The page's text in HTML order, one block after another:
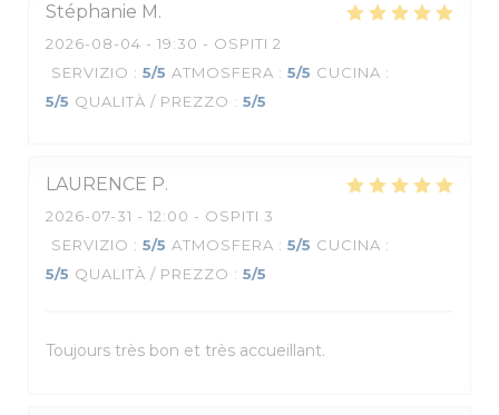
Stéphanie M
2026-08-04 - 19:30 - OSPITI 2
SERVIZIO : 5/5 ATMOSFERA : 5/5 CUCINA :
5/5 QUALITÀ / PREZZO : 5/5
LAURENCE P
2026-07-31 - 12:00 - OSPITI 3
SERVIZIO : 5/5 ATMOSFERA : 5/5 CUCINA :
5/5 QUALITÀ / PREZZO : 5/5
Toujours très bon et très accueillant.